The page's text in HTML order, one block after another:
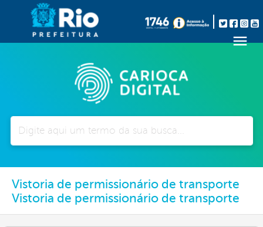
Vistoria de permissionário de transporte
Vistoria de permissionário de transporte